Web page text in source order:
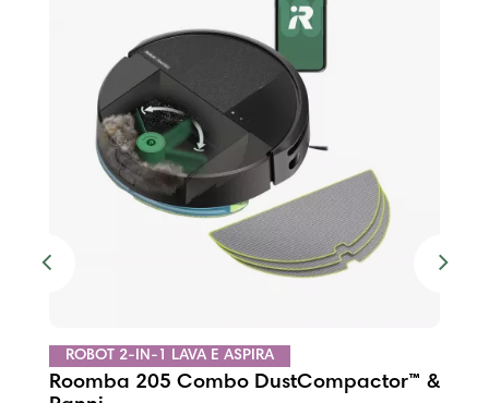
Previous
ROBOT 2-IN-1 LAVA E ASPIRA
Roomba 205 Combo DustCompactor™
Next